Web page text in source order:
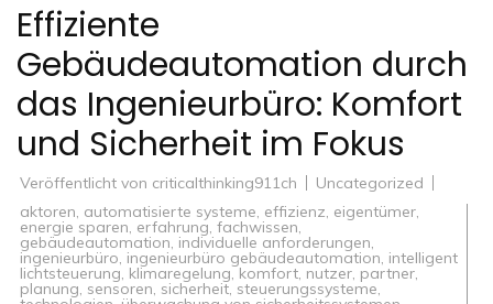
Effiziente
Gebäudeautomation durch
das Ingenieurbüro: Komfort
und Sicherheit im Fokus
Veröffentlicht von criticalthinking911ch
Uncategorized
aktoren automatisierte systeme effizienz eigentümer
energie sparen erfahrung fachwissen
gebäudeautomation individuelle anforderungen
ingenieurbüro ingenieurbüro gebäudeautomation intelligent
lichtsteuerung klimaregelung,komfort nutzer partner
planung sensoren sicherheit steuerungssysteme